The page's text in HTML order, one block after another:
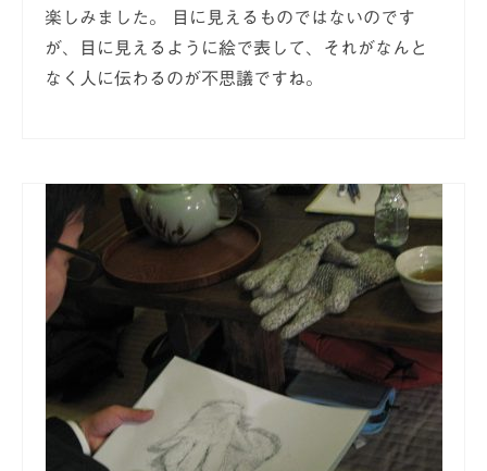
楽しみました。 目に見えるものではないのです
が、目に見えるように絵で表して、それがなんと
なく人に伝わるのが不思議ですね。